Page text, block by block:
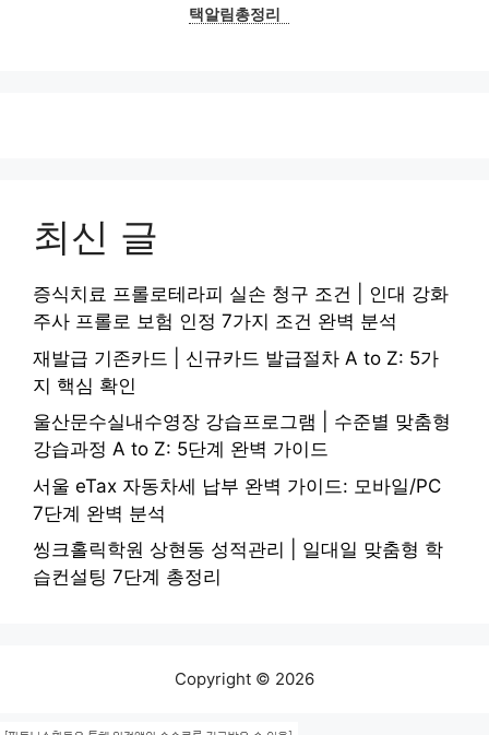
택알림총정리
최신 글
증식치료 프롤로테라피 실손 청구 조건 | 인대 강화
주사 프롤로 보험 인정 7가지 조건 완벽 분석
재발급 기존카드 | 신규카드 발급절차 A to Z: 5가
지 핵심 확인
울산문수실내수영장 강습프로그램 | 수준별 맞춤형
강습과정 A to Z: 5단계 완벽 가이드
서울 eTax 자동차세 납부 완벽 가이드: 모바일/PC
7단계 완벽 분석
씽크홀릭학원 상현동 성적관리 | 일대일 맞춤형 학
습컨설팅 7단계 총정리
Copyright © 2026